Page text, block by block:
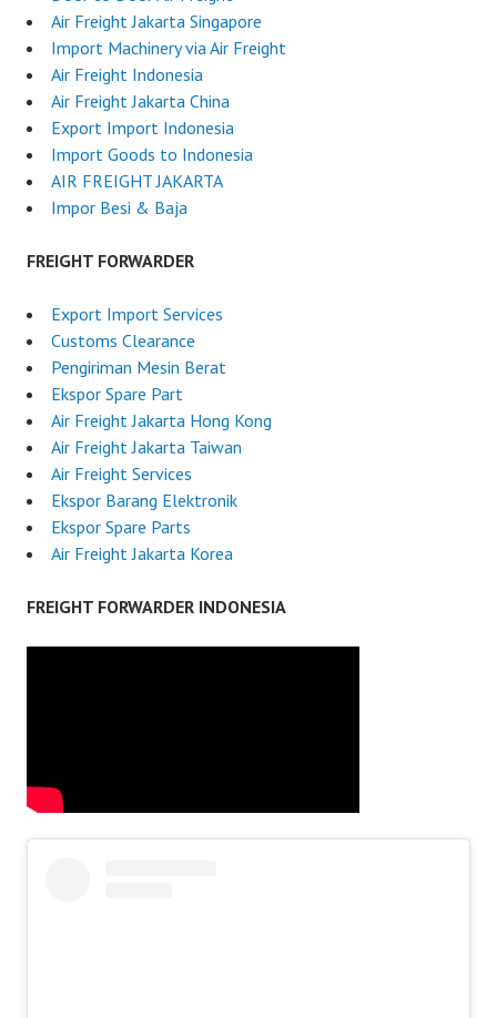
Air Freight Jakarta Singapore
Import Machinery via Air Freight
Air Freight Indonesia
Air Freight Jakarta China
Export Import Indonesia
Import Goods to Indonesia
AIR FREIGHT JAKARTA
Impor Besi & Baja
FREIGHT FORWARDER
Export Import Services
Customs Clearance
Pengiriman Mesin Berat
Ekspor Spare Part
Air Freight Jakarta Hong Kong
Air Freight Jakarta Taiwan
Air Freight Services
Ekspor Barang Elektronik
Ekspor Spare Parts
Air Freight Jakarta Korea
FREIGHT FORWARDER INDONESIA